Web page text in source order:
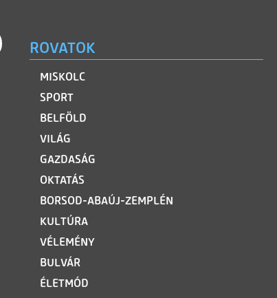
ROVATOK
MISKOLC
SPORT
BELFÖLD
VILÁG
GAZDASÁG
OKTATÁS
BORSOD-ABAÚJ-ZEMPLÉN
KULTÚRA
VÉLEMÉNY
BULVÁR
ÉLETMÓD